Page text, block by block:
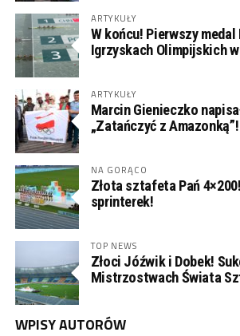
ARTYKUŁY
W końcu! Pierwszy medal
Igrzyskach Olimpijskich
ARTYKUŁY
Marcin Gienieczko
„Zatańczyć z Amazonką”!
NA GORĄCO
Złota sztafeta Pań
sprinterek!
TOP NEWS
Złoci Jóźwik i Dobek!
Mistrzostwach Świata
WPISY AUTORÓW